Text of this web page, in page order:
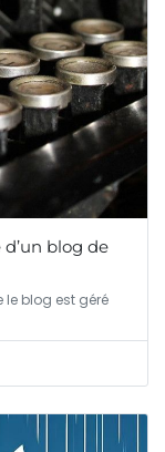
blog de
le blog est géré